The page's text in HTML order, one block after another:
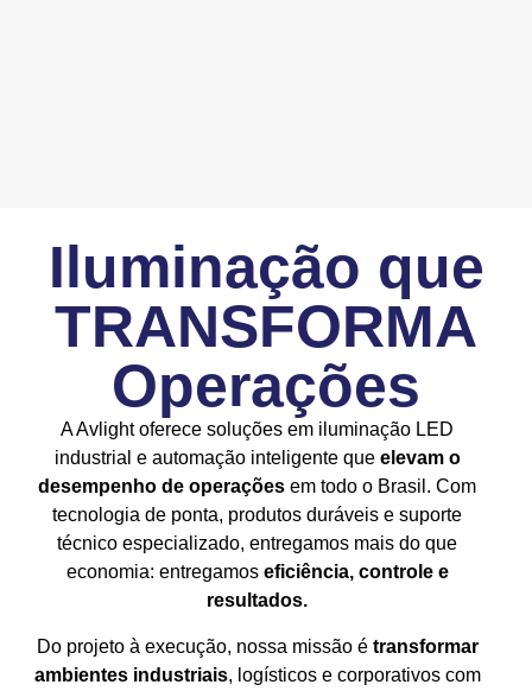
Iluminação que
TRANSFORMA
Operações​
A Avlight oferece soluções em iluminação LED
industrial e automação inteligente que elevam o
desempenho de operações em todo o Brasil. Com
tecnologia de ponta, produtos duráveis e suporte
técnico especializado, entregamos mais do que
economia: entregamos eficiência, controle e
resultados.
Do projeto à execução, nossa missão étransformar
ambientes industriais, logísticos e corporativos com